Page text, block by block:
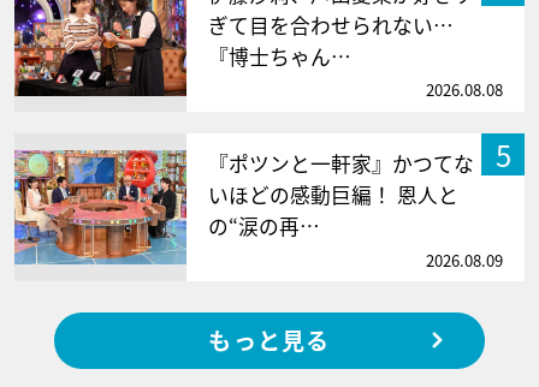
ぎて目を合わせられない…
『博士ちゃん…
2026.08.08
5
『ポツンと一軒家』かつてな
いほどの感動巨編！ 恩人と
の“涙の再…
2026.08.09
もっと見る